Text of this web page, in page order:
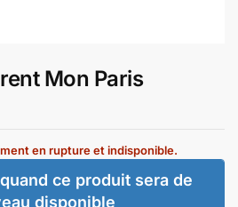
Mon Paris
en rupture et indisponible.
ce produit sera de
disponible